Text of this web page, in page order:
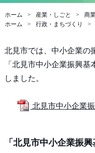
ホーム 産業・しごと 商
ホーム
行政・まちづくり
北見市では、中小企業の
「北見市中小企業振興
しました。
北見市中小企業
「北見市中小企業振